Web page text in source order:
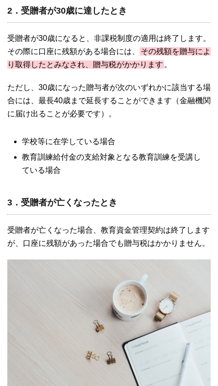
2．受贈者が30歳に達したとき
受贈者が30歳になると、非課税制度の適用は終了します。
その際に口座に残額がある場合には、
その残額を贈与によ
り取得したとみなされ、贈与税がかかります 。
ただし、30歳になった贈与者が次のいずれかに該当する場
合には、最長40歳まで延長することができます（金融機関
に届け出ることが必要です）。
学校等に在学している場合
教育訓練給付金の支給対象となる教育訓練を受講し
ている場合
3．受贈者が亡くなったとき
受贈者が亡くなった場合、教育資金管理契約は終了します
が、口座に残額があった場合でも贈与税はかかりません。